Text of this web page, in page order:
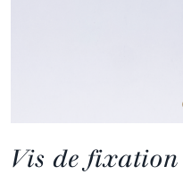
Vis de